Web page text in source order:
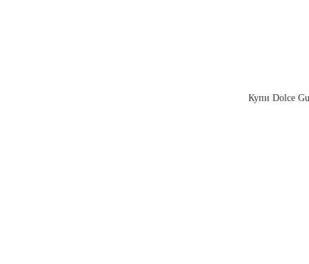
Купи Dolce